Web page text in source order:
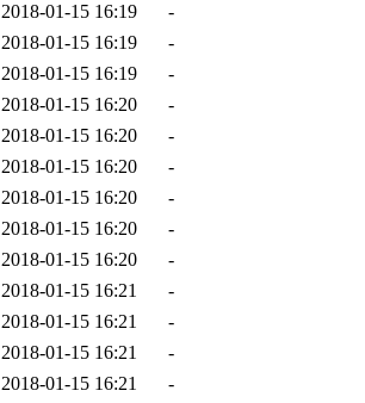
2018-01-15 16:19
-
2018-01-15 16:19
-
2018-01-15 16:19
-
2018-01-15 16:20
-
2018-01-15 16:20
-
2018-01-15 16:20
-
2018-01-15 16:20
-
2018-01-15 16:20
-
2018-01-15 16:20
-
2018-01-15 16:21
-
2018-01-15 16:21
-
2018-01-15 16:21
-
2018-01-15 16:21
-